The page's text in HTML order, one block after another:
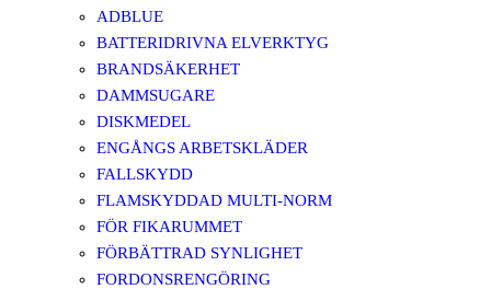
ADBLUE
BATTERIDRIVNA ELVERKTYG
BRANDSÄKERHET
DAMMSUGARE
DISKMEDEL
ENGÅNGS ARBETSKLÄDER
FALLSKYDD
FLAMSKYDDAD MULTI-NORM
FÖR FIKARUMMET
FÖRBÄTTRAD SYNLIGHET
FORDONSRENGÖRING